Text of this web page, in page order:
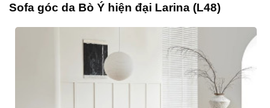
Sofa góc da Bò Ý hiện đại Larina (L48)